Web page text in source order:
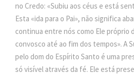
no Credo: «Subiu aos céus e está
Esta «ida para o Pai», não significa
continua entre nós como Ele próprio
convosco até ao fim dos tempos». A
pelo dom do Espírito Santo é uma
só visível através da fé. Ele está